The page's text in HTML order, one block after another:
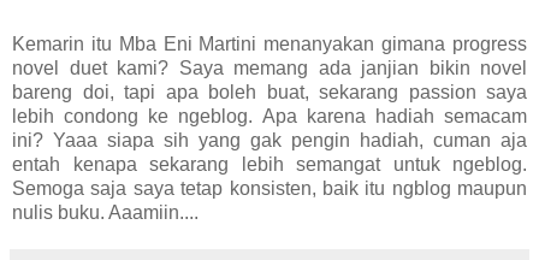
Kemarin itu Mba Eni Martini menanyakan gimana progress
novel duet kami? Saya memang ada janjian bikin novel
bareng doi, tapi apa boleh buat, sekarang passion saya
lebih condong ke ngeblog. Apa karena hadiah semacam
ini? Yaaa siapa sih yang gak pengin hadiah, cuman aja
entah kenapa sekarang lebih semangat untuk ngeblog.
Semoga saja saya tetap konsisten, baik itu ngblog maupun
nulis buku. Aaamiin....